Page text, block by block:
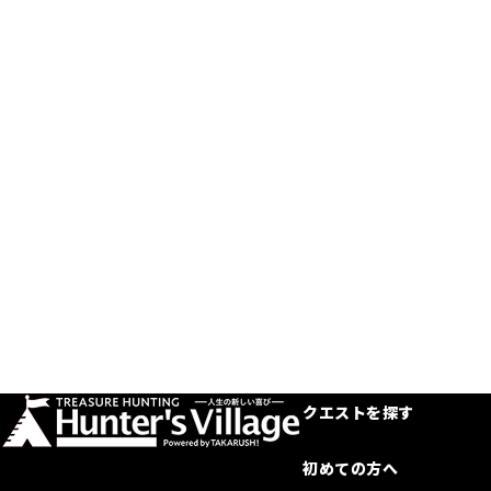
クエストを探す
初めての方へ